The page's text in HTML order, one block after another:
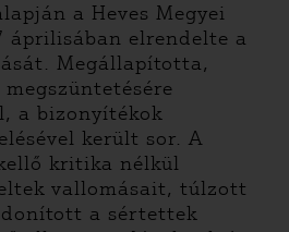
a Heves Megyei
áprilisában elrendelte a
Megállapította,
a bizonyítékok
került sor. A
kritika nélkül
vallomásait, túlzott
a sértettek